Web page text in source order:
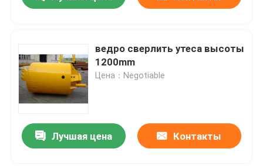
ведро сверлить утеса высоты
1200mm
Цена：Negotiable
Лучшая цена Контакты